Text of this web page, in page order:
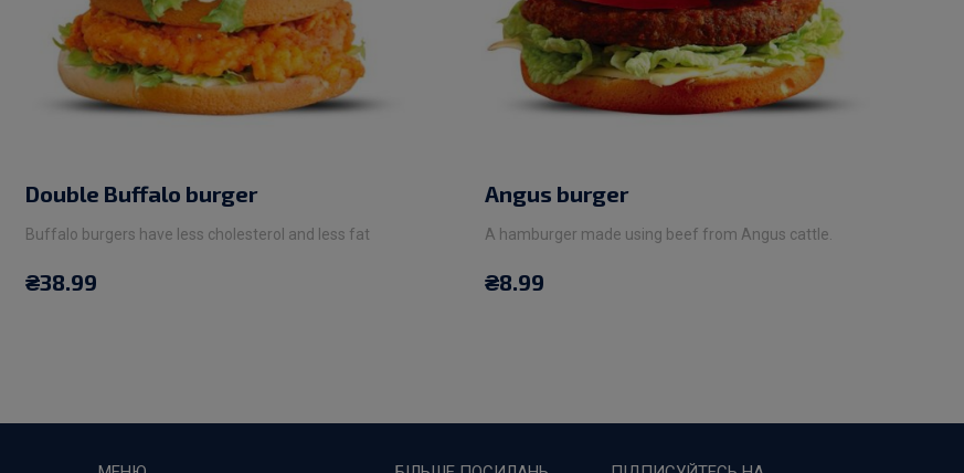
Double Buffalo burger
Buffalo burgers have less cholesterol and less fat
₴38.99
Angus burger
A hamburger made using beef from Angus cattle.
₴8.99